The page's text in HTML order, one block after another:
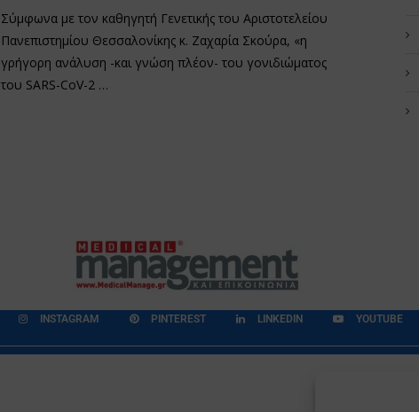
Σύμφωνα με τον καθηγητή Γενετικής του Αριστοτελείου
Πανεπιστημίου Θεσσαλονίκης κ. Ζαχαρία Σκούρα, «η
γρήγορη ανάλυση -και γνώση πλέον- του γονιδιώματος
του SARS-CoV-2 …
INSTAGRAM PINTEREST LINKEDIN YOUTUBE